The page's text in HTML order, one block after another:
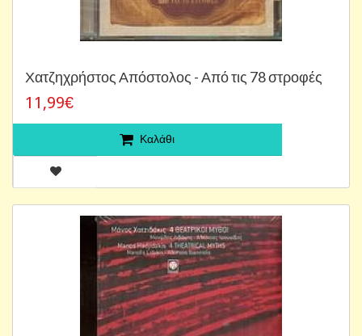
Χατζηχρήστος Απόστολος - Από τις 78 στροφές
11,99€
Καλάθι